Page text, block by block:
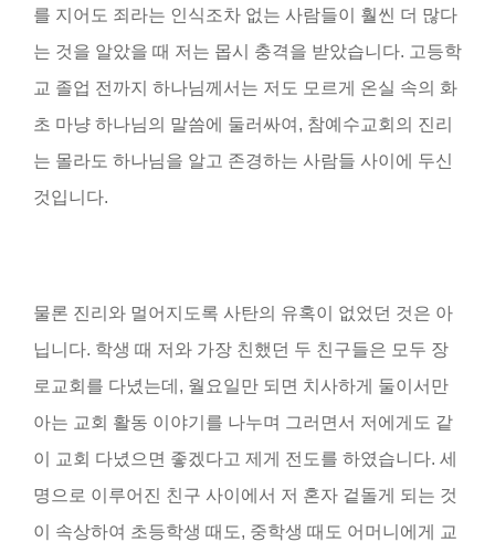
를 지어도 죄라는 인식조차 없는 사람들이 훨씬 더 많다
는 것을 알았을 때 저는 몹시 충격을 받았습니다. 고등학
교 졸업 전까지 하나님께서는 저도 모르게 온실 속의 화
초 마냥 하나님의 말씀에 둘러싸여, 참예수교회의 진리
는 몰라도 하나님을 알고 존경하는 사람들 사이에 두신
것입니다.
물론 진리와 멀어지도록 사탄의 유혹이 없었던 것은 아
닙니다. 학생 때 저와 가장 친했던 두 친구들은 모두 장
로교회를 다녔는데, 월요일만 되면 치사하게 둘이서만
아는 교회 활동 이야기를 나누며 그러면서 저에게도 같
이 교회 다녔으면 좋겠다고 제게 전도를 하였습니다. 세
명으로 이루어진 친구 사이에서 저 혼자 겉돌게 되는 것
이 속상하여 초등학생 때도, 중학생 때도 어머니에게 교